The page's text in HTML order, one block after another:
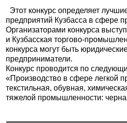
Этот конкурс определяет
предприятий Кузбасса в сфере
Организаторами конкурса
и Кузбасская торгово-
конкурса могут быть
предприниматели.
Конкурс проводится по
«Производство в сфере легкой
текстильная, обувная,
тяжелой промышленности: